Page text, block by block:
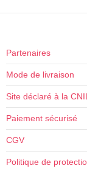
Partenaires
Mode de livraison
Site déclaré à la
Paiement sécurisé
CGV
Politique de